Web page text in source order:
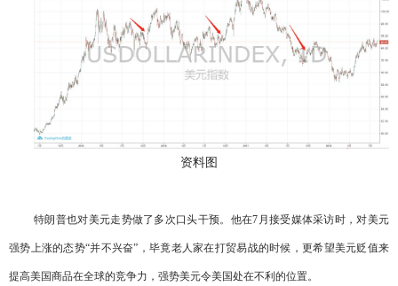
资料图
特朗普也对美元走势做了多次口头干预。他在7月接受媒体采访时，对美元
强势上涨的态势“并不兴奋”，毕竟老人家在打贸易战的时候，更希望美元贬值来
提高美国商品在全球的竞争力，强势美元令美国处在不利的位置。